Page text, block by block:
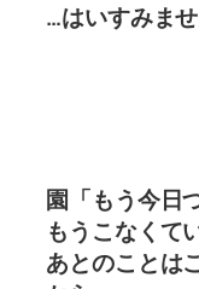
…はいすみませ
園「もう今日
もうこなくて
あとのことは